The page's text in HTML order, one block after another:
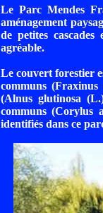
Le Parc Mendes
aménagement
de petites
agréable.
Le couvert forestier
communs
(Alnus glutinosa
communs (Corylus
identifiés dans ce